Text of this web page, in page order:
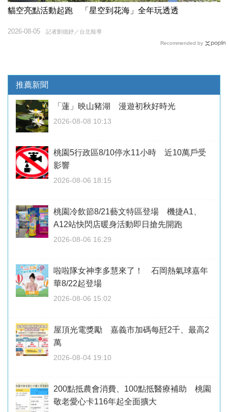
貓空亮點活動起跑 「星空到花海」全年玩透透
記者劉德妤／台北報導
2026-08-05
Recommended by
推薦新聞
「蓮」映山豬湖 漫遊初秋好時光
2026-08-08 10:13
桃園5行政區8/10停水11小時 近10萬戶受
影響
2026-08-06 18:15
桃園冷飲節8/21藝文特區登場 機捷A1、
A12站快閃店暖身活動即日搶先開跑
2026-08-06 16:29
啦啦隊女神李多慧來了！ 石岡熱氣球嘉年
華8/22起登場
2026-08-06 15:02
屋頂光電獎勵 嘉義市加碼每瓩2千、最高2
萬
2026-08-04 19:10
200點抵農會消費、100點抵醫療補助 桃園
敬老愛心卡116年起全面擴大